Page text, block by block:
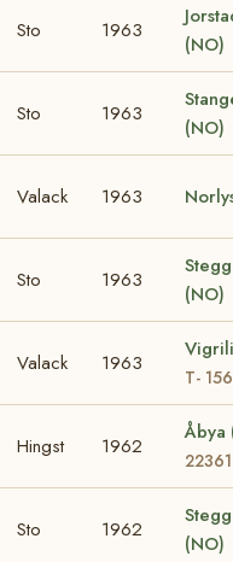
Sto 1963
(NO)
Sto 1963
(NO)
Valack 1963
Sto 1963
(NO)
Valack 1963
T-
Hingst 1962
22361
Sto 1962
(NO)